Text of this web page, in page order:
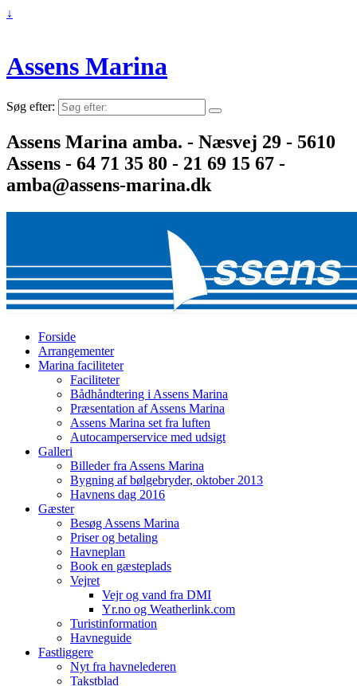
↓
Assens Marina
Søg efter:
Assens Marina amba. - Næsvej 29 - 5610
Assens - 64 71 35 80 - 21 69 15 67 -
amba@assens-marina.dk
Forside
Arrangementer
Marina faciliteter
Faciliteter
Bådhåndtering i Assens Marina
Præsentation af Assens Marina
Assens Marina set fra luften
Autocamperservice med udsigt
Galleri
Billeder fra Assens Marina
Bygning af bølgebryder, oktober 2013
Havnens dag 2016
Gæster
Besøg Assens Marina
Priser og betaling
Havneplan
Book en gæsteplads
Vejret
Vejr og vand fra DMI
Yr.no og Weatherlink.com
Turistinformation
Havneguide
Fastliggere
Nyt fra havnelederen
Takstblad